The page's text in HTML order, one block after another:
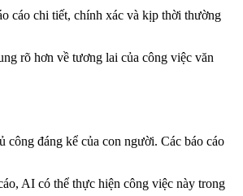
cáo chi tiết, chính xác và kịp thời thường
rõ hơn về tương lai của công việc văn
công đáng kể của con người. Các báo cáo
AI có thể thực hiện công việc này trong